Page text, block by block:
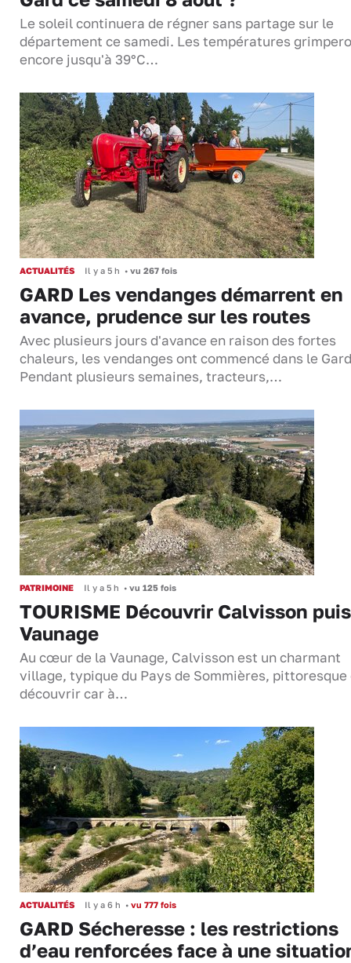
Le soleil continuera de régner sans partage sur le
département ce samedi. Les températures
encore jusqu'à 39°C…
ACTUALITÉS Il y a 5 h • vu 267 fois
GARD Les vendanges démarrent en
avance, prudence sur les routes
Avec plusieurs jours d'avance en raison des fortes
chaleurs, les vendanges ont commencé dans le
Pendant plusieurs semaines, tracteurs,…
PATRIMOINE Il y a 5 h • vu 125 fois
TOURISME Découvrir Calvisson
Vaunage
Au cœur de la Vaunage, Calvisson est un charmant
village, typique du Pays de Sommières, pittoresque
découvrir car à…
ACTUALITÉS Il y a 6 h • vu 777 fois
GARD Sécheresse : les restrictions
d’eau renforcées face à une